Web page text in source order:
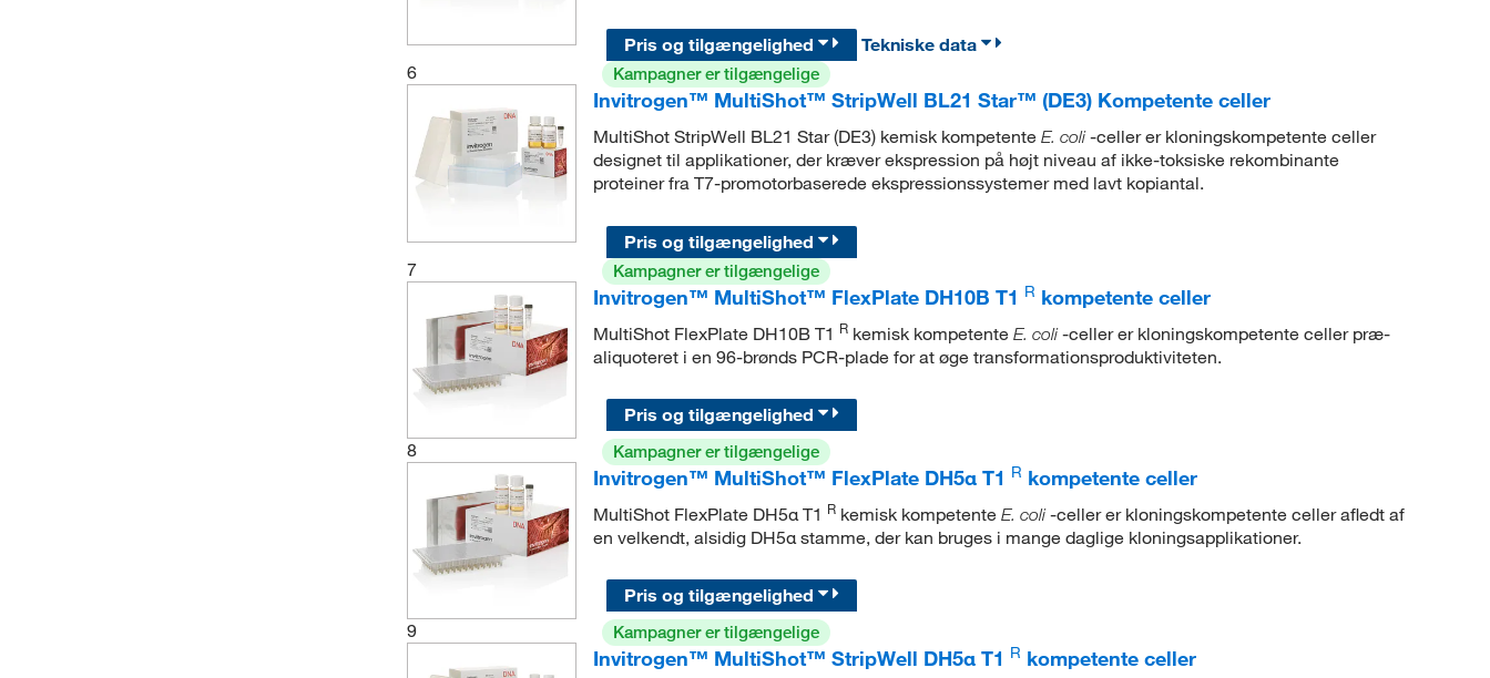
Pris og tilgængelighed
Tekniske data
6
Kampagner er tilgængelige
Invitrogen™ MultiShot™ StripWell BL21 Star™ (DE3) Kompetente celler
MultiShot StripWell BL21 Star (DE3) kemisk kompetente E. coli-celler er kloningskompetente celler
designet til applikationer, der kræver ekspression på højt niveau af ikke-toksiske rekombinante
proteiner fra T7-promotorbaserede ekspressionssystemer med lavt kopiantal.
Pris og tilgængelighed
7
Kampagner er tilgængelige
Invitrogen™ MultiShot™ FlexPlate DH10B T1 R kompetente celler
MultiShot FlexPlate DH10B T1 Rkemisk kompetente E. coli-celler er kloningskompetente celler præ-
aliquoteret i en 96-brønds PCR-plade for at øge transformationsproduktiviteten.
Pris og tilgængelighed
8
Kampagner er tilgængelige
Invitrogen™ MultiShot™ FlexPlate DH5α T1 R kompetente celler
MultiShot FlexPlate DH5α T1 Rkemisk kompetente E. coli-celler er kloningskompetente celler afledt af
en velkendt, alsidig DH5α stamme, der kan bruges i mange daglige kloningsapplikationer.
Pris og tilgængelighed
9
Kampagner er tilgængelige
Invitrogen™ MultiShot™ StripWell DH5α T1 R kompetente celler